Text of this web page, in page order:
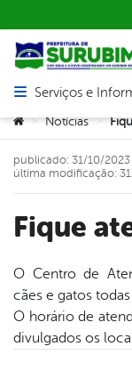
Abrir menu
Serviços e
Você está aqui:
> Notícias >
Fique
publicado: 31/10/2023
última modificação:
O Centro de
cães e gatos
O horário de
divulgados os